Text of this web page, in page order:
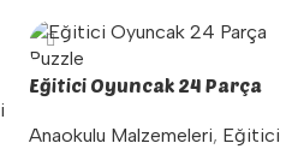
Eğitici Oyuncak 24 Parça
Anaokulu Malzemeleri, Eğitici